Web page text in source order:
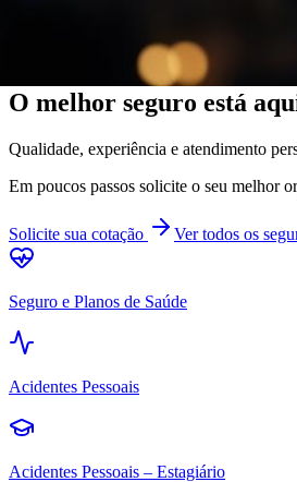
• Corretora independente
O melhor seguro está
Qualidade, experiência e atendimento
Em poucos passos solicite o seu melhor
Solicite sua cotação Ver todos os
Seguro e Planos de Saúde
Acidentes Pessoais
Acidentes Pessoais – Estagiário